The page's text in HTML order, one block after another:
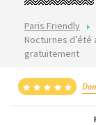
Paris Friendly
Nocturnes d’été
gratuitement